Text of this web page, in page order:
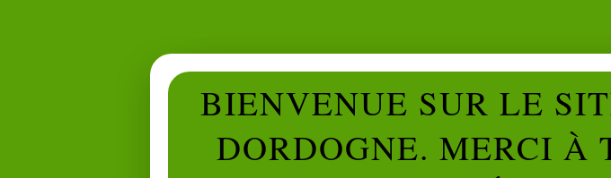
BIENVENUE SUR LE
DORDOGNE. MERCI À